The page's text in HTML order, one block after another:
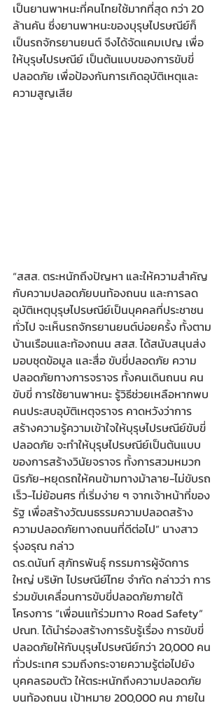
เป็นยานพาหนะที่คนไทยใช้มากที่สุด กว่า 20
ล้านคัน ซึ่งยานพาหนะของบุรุษไปรษณีย์ก็
เป็นรถจักรยานยนต์ จึงได้จัดแคมเปญ เพื่อ
ให้บุรุษไปรษณีย์ เป็นต้นแบบของการขับขี่
ปลอดภัย เพื่อป้องกันการเกิดอุบัติเหตุและ
ความสูญเสีย
“สสส. ตระหนักถึงปัญหา และให้ความสำคัญ
กับความปลอดภัยบนท้องถนน และการลด
อุบัติเหตุบุรุษไปรษณีย์เป็นบุคคลที่ประชาชน
ทั่วไป จะเห็นรถจักรยานยนต์บ่อยครั้ง ทั้งตาม
บ้านเรือนและท้องถนน สสส. ได้สนับสนุนส่ง
มอบชุดข้อมูล และสื่อ ขับขี่ปลอดภัย ความ
ปลอดภัยทางการจราจร ทั้งคนเดินถนน คน
ขับขี่ การใช้ยานพาหนะ รู้วิธีช่วยเหลือหากพบ
คนประสบอุบัติเหตุจราจร คาดหวังว่าการ
สร้างความรู้ความเข้าใจให้บุรุษไปรษณีย์ขับขี่
ปลอดภัย จะทำให้บุรุษไปรษณีย์เป็นต้นแบบ
ของการสร้างวินัยจราจร ทั้งการสวมหมวก
นิรภัย-หยุดรถให้คนข้ามทางม้าลาย-ไม่ขับรถ
เร็ว-ไม่ย้อนศร ที่เริ่มง่าย ๆ จากเจ้าหน้าที่ของ
รัฐ เพื่อสร้างวัฒนธรรมความปลอดสร้าง
ความปลอดภัยทางถนนที่ดีต่อไป” นางสาว
รุ่งอรุณ กล่าว
ดร.ดนันท์ สุภัทรพันธุ์ กรรมการผู้จัดการ
ใหญ่ บริษัท ไปรษณีย์ไทย จำกัด กล่าวว่า การ
ร่วมขับเคลื่อนการขับขี่ปลอดภัยภายใต้
โครงการ “เพื่อนแท้ร่วมทาง Road Safety”
ปณท. ได้นำร่องสร้างการรับรู้เรื่อง การขับขี่
ปลอดภัยให้กับบุรุษไปรษณีย์กว่า 20,000 คน
ทั่วประเทศ รวมถึงกระจายความรู้ต่อไปยัง
บุคคลรอบตัว ให้ตระหนักถึงความปลอดภัย
บนท้องถนน เป้าหมาย 200,000 คน ภายใน